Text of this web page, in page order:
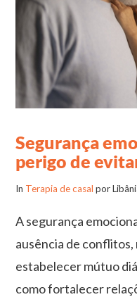
Segurança
perigo de
In Terapia de casal por
A segurança
ausência de conflitos,
estabelecer mútuo
como fortalecer